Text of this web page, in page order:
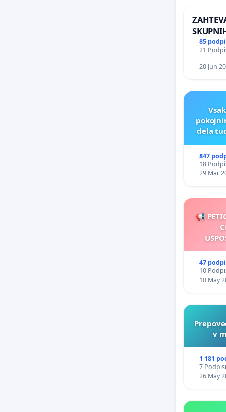
85
21
20 Jun
dela
847
18
29 Mar
📢
47
10
10 May
v
1 181
7
26 May